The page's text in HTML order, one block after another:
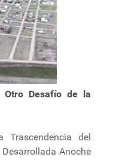
Otro Desafío de la
Trascendencia del
Anoche